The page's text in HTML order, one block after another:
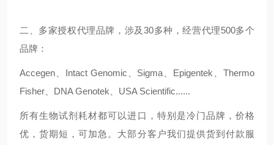
二、多家授权代理品牌，涉及30多种，经营代理500多个
品牌：
Accegen、Intact Genomic、Sigma、Epigentek、Thermo
Fisher、DNA Genotek、USA Scientific......
所有生物试剂耗材都可以进口，特别是冷门品牌，价格
优，货期短，可加急。大部分客户我们提供货到付款服